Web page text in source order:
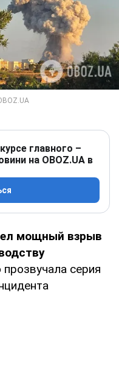
главного –
на OBOZ.UA в
мощный взрыв
прозвучала серия